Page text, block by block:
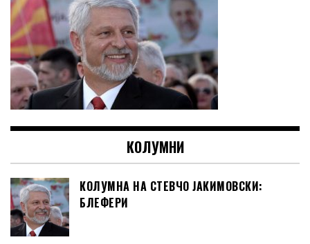
КОЛУМНИ
КОЛУМНА НА СТЕВЧО ЈАКИМОВСКИ:
БЛЕФЕРИ